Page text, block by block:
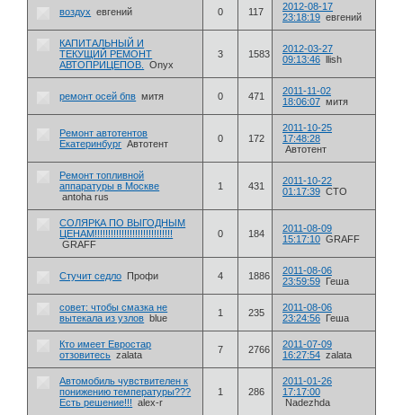
воздух евгений 0 117
2012-08-17
23:18:19 евгений
КАПИТАЛЬНЫЙ И
ТЕКУЩИЙ РЕМОНТ
АВТОПРИЦЕПОВ.
Onyx
3 1583
2012-03-27
09:13:46
llish
ремонт осей бпв митя 0 471
2011-11-02
18:06:07 митя
Ремонт автотентов
Екатеринбург Автотент 0 172
2011-10-25
17:48:28
Автотент
Ремонт топливной
аппаратуры в Москве
antoha rus
1 431
2011-10-22
01:17:39 СТО
СОЛЯРКА ПО ВЫГОДНЫМ
ЦЕНАМ!!!!!!!!!!!!!!!!!!!!!!!!!!!!!
GRAFF
0 184
2011-08-09
15:17:10 GRAFF
Стучит седло Профи 4 1886
2011-08-06
23:59:59
Геша
совет: чтобы смазка не
вытекала из узлов blue 1 235
2011-08-06
23:24:56
Геша
Кто имеет Евростар
отзовитесь zalata 7 2766
2011-07-09
16:27:54 zalata
Автомобиль чувствителен к
понижению температуры???
Есть решение!!!
alex-r
1 286
2011-01-26
17:17:00
Nadezhda